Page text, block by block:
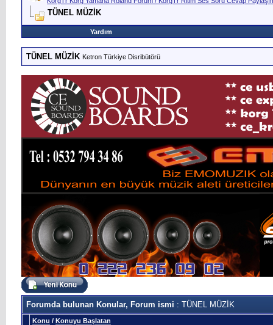
TÜNEL MÜZİK
Yardım
TÜNEL MÜZİK Ketron Türkiye Disribütörü
Forumda bulunan Konular, Forum ismi : TÜNEL MÜZİK
Konu / Konuyu Başlatan